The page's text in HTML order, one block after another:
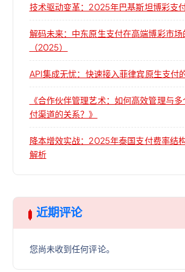
技术驱动变革：2025年巴基斯坦博彩支
解码未来：中东原生支付在高端博彩市
（2025）
API集成无忧：快速接入菲律宾原生支付
《合作伙伴管理艺术：如何高效管理与
付渠道的关系？》
降本增效实战：2025年泰国支付费率结
解析
近期评论
您尚未收到任何评论。